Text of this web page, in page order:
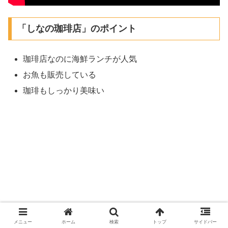
「しなの珈琲店」のポイント
珈琲店なのに海鮮ランチが人気
お魚も販売している
珈琲もしっかり美味い
メニュー ホーム 検索 トップ サイドバー